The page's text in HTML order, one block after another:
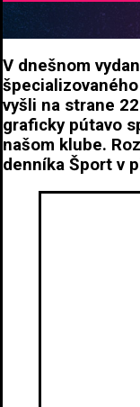
V dnešnom
vyšli na strane
graficky pútavo
našom klube.
denníka Šport v